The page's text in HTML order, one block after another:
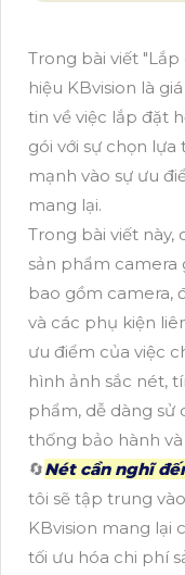
Trong bài viết
hiệu KBvision là
tin về việc lắp đặt
gói với sự chọn lựa
mạnh vào sự ưu
mang lại.
Trong bài viết này,
sản phẩm camera
bao gồm camera,
và các phụ kiện
ưu điểm của việc
hình ảnh sắc nét,
phẩm, dễ dàng sử
thống bảo hành
🔄Nét cần nghĩ
tôi sẽ tập trung
KBvision mang lại
tối ưu hóa chi phí